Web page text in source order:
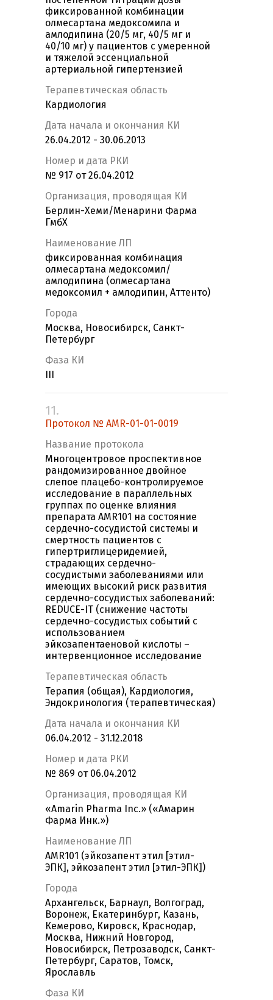
фиксированной комбинации
олмесартана медоксомила и
амлодипина (20/5 мг, 40/5 мг и
40/10 мг) у пациентов с умеренной
и тяжелой эссенциальной
артериальной гипертензией
Терапевтическая область
Кардиология
Дата начала и окончания КИ
26.04.2012 - 30.06.2013
Номер и дата РКИ
№ 917 от 26.04.2012
Организация, проводящая КИ
Берлин-Хеми/Менарини Фарма
ГмбХ
Наименование ЛП
фиксированная комбинация
олмесартана медоксомил/
амлодипина (олмесартана
медоксомил + амлодипин, Аттенто)
Города
Москва, Новосибирск, Санкт-
Петербург
Фаза КИ
11.
Протокол № AMR-01-01-0019
Название протокола
Многоцентровое проспективное
рандомизированное двойное
слепое плацебо-контролируемое
исследование в параллельных
группах по оценке влияния
препарата AMR101 на состояние
сердечно-сосудистой системы и
смертность пациентов с
гипертриглицеридемией,
страдающих сердечно-
сосудистыми заболеваниями или
имеющих высокий риск развития
сердечно-сосудистых заболеваний:
REDUCE-IT (снижение частоты
сердечно-сосудистых событий с
использованием
эйкозапентаеновой кислоты –
интервенционное исследование
Терапевтическая область
Терапия (общая), Кардиология,
Эндокринология (терапевтическая)
Дата начала и окончания КИ
06.04.2012 - 31.12.2018
Номер и дата РКИ
№ 869 от 06.04.2012
Организация, проводящая КИ
«Amarin Pharma Inc.» («Амарин
Фарма Инк.»)
Наименование ЛП
AMR101 (эйкозапент этил [этил-
ЭПК], эйкозапент этил [этил-ЭПК])
Города
Архангельск, Барнаул, Волгоград,
Воронеж, Екатеринбург, Казань,
Кемерово, Кировск, Краснодар,
Москва, Нижний Новгород,
Новосибирск, Петрозаводск, Санкт-
Петербург, Саратов, Томск,
Ярославль
Фаза КИ